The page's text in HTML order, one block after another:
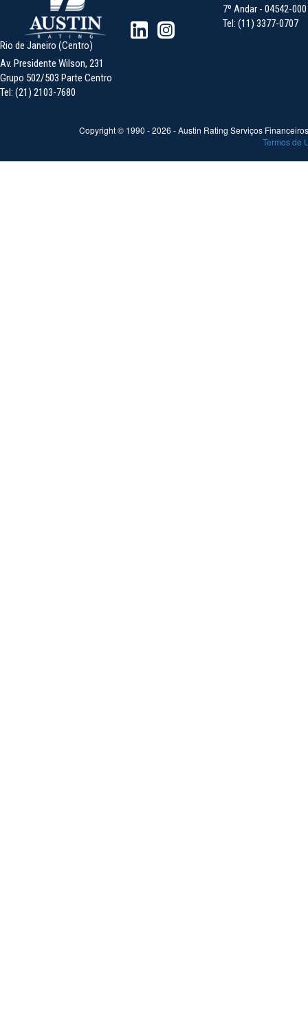
7º Andar - 04542-
Tel: (11) 3377-0707
Rio de Janeiro (Centro)
Av. Presidente Wilson, 231
Grupo 502/503 Parte Centro
Tel: (21) 2103-7680
Copyright © 1990 -2026 - Austin Rating Serviços
Termos de